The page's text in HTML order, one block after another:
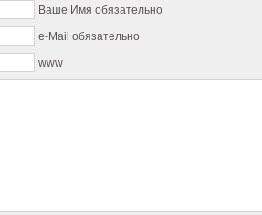
Ваше Имя обязательно
e-Mail обязательно
www